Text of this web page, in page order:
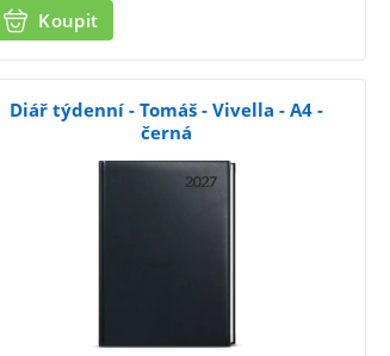
Koupit
Diář týdenní - Tomáš - Vivella - A4 -
černá